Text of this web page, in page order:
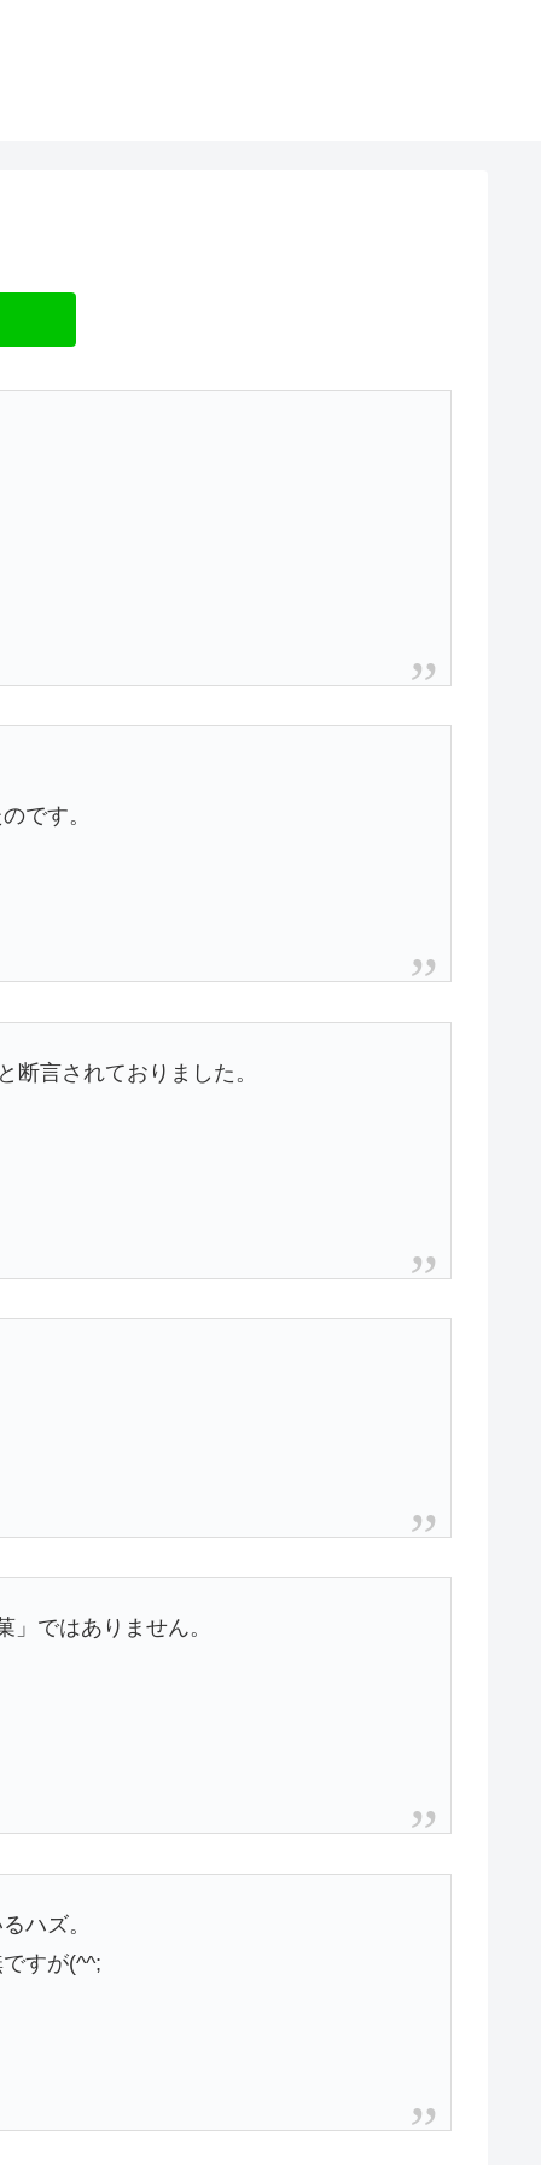
です。
言されておりました。
ではありません。
ハズ。
すが(^^;